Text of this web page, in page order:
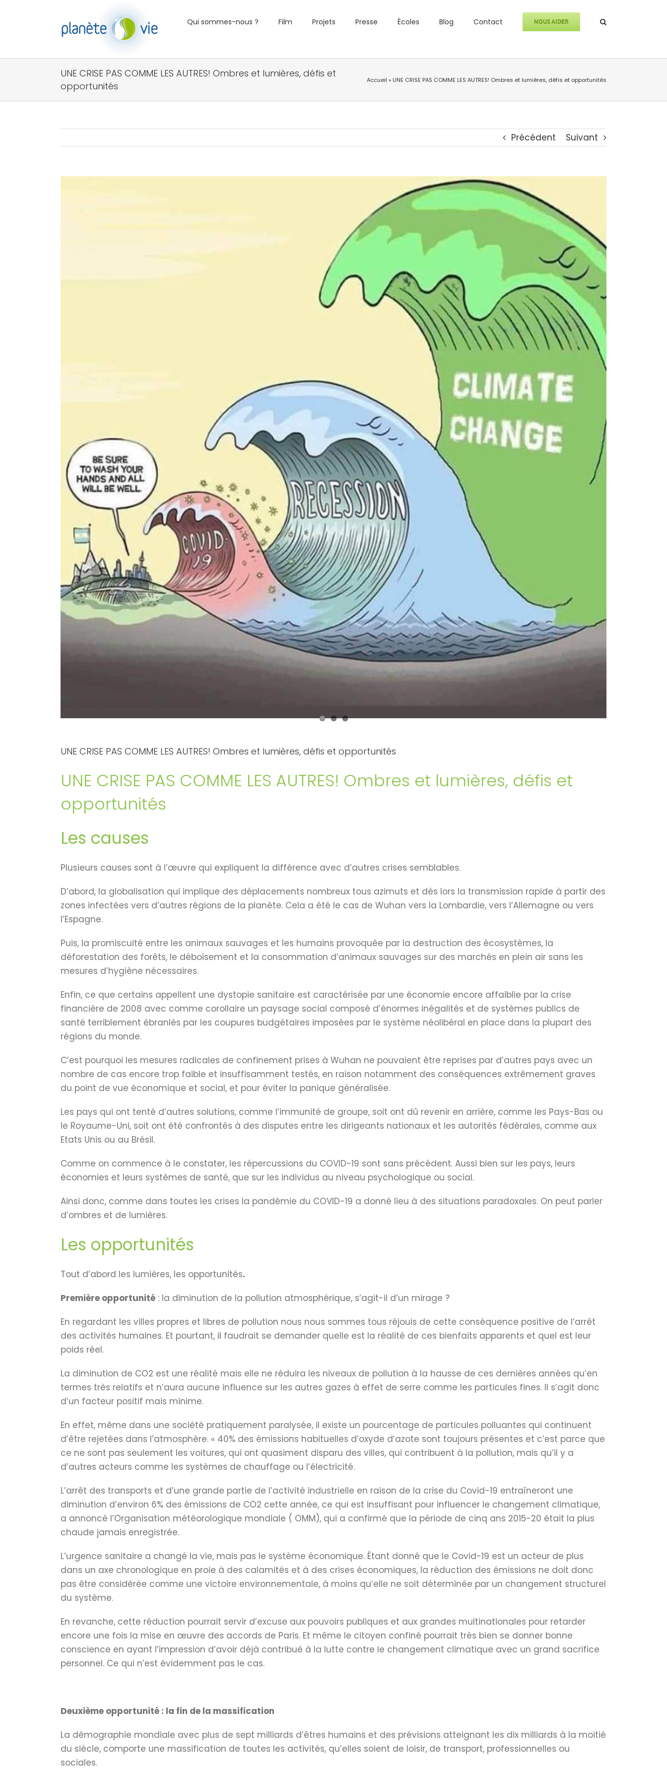
Qui sommes-nous ? Film Projets Presse Écoles Blog Contact NOUS AIDER
UNE CRISE PAS COMME LES AUTRES! Ombres et lumières, défis et
opportunités
Accueil » UNE CRISE PAS COMME LES AUTRES! Ombres et lumières, défis et opportunités
Précédent Suivant
UNE CRISE PAS COMME LES AUTRES! Ombres et lumières, défis et opportunités
UNE CRISE PAS COMME LES AUTRES! Ombres et lumières, défis et
opportunités
Les causes
Plusieurs causes sont à l’œuvre qui expliquent la différence avec d’autres crises semblables.
D’abord, la globalisation qui implique des déplacements nombreux tous azimuts et dès lors la transmission rapide à partir des
zones infectées vers d’autres régions de la planète. Cela a été le cas de Wuhan vers la Lombardie, vers l’Allemagne ou vers
l’Espagne.
Puis, la promiscuité entre les animaux sauvages et les humains provoquée par la destruction des écosystèmes, la
déforestation des forêts, le déboisement et la consommation d’animaux sauvages sur des marchés en plein air sans les
mesures d’hygiène nécessaires.
Enfin, ce que certains appellent une dystopie sanitaire est caractérisée par une économie encore affaiblie par la crise
financière de 2008 avec comme corollaire un paysage social composé d’énormes inégalités et de systèmes publics de
santé terriblement ébranlés par les coupures budgétaires imposées par le système néolibéral en place dans la plupart des
régions du monde.
C’est pourquoi les mesures radicales de confinement prises à Wuhan ne pouvaient être reprises par d’autres pays avec un
nombre de cas encore trop faible et insuffisamment testés, en raison notamment des conséquences extrêmement graves
du point de vue économique et social, et pour éviter la panique généralisée.
Les pays qui ont tenté d’autres solutions, comme l’immunité de groupe, soit ont dû revenir en arrière, comme les Pays-Bas ou
le Royaume-Uni, soit ont été confrontés à des disputes entre les dirigeants nationaux et les autorités fédérales, comme aux
Etats Unis ou au Brésil.
Comme on commence à le constater, les répercussions du COVID-19 sont sans précédent. Aussi bien sur les pays, leurs
économies et leurs systèmes de santé, que sur les individus au niveau psychologique ou social.
Ainsi donc, comme dans toutes les crises la pandémie du COVID-19 a donné lieu à des situations paradoxales. On peut parler
d’ombres et de lumières.
Les opportunités
Tout d’abord les lumières, les opportunités.
Première opportunité : la diminution de la pollution atmosphérique, s’agit-il d’un mirage ?
En regardant les villes propres et libres de pollution nous nous sommes tous réjouis de cette conséquence positive de l’arrêt
des activités humaines. Et pourtant, il faudrait se demander quelle est la réalité de ces bienfaits apparents et quel est leur
poids réel.
La diminution de CO2 est une réalité mais elle ne réduira les niveaux de pollution à la hausse de ces dernières années qu’en
termes très relatifs et n’aura aucune influence sur les autres gazes à effet de serre comme les particules fines. Il s’agit donc
d’un facteur positif mais minime.
En effet, même dans une société pratiquement paralysée, il existe un pourcentage de particules polluantes qui continuent
d’être rejetées dans l’atmosphère. « 40% des émissions habituelles d’oxyde d’azote sont toujours présentes et c’est parce que
ce ne sont pas seulement les voitures, qui ont quasiment disparu des villes, qui contribuent à la pollution, mais qu’il y a
d’autres acteurs comme les systèmes de chauffage ou l’électricité.
L’arrêt des transports et d’une grande partie de l’activité industrielle en raison de la crise du Covid-19 entraîneront une
diminution d’environ 6% des émissions de CO2 cette année, ce qui est insuffisant pour influencer le changement climatique,
a annoncé l’Organisation météorologique mondiale ( OMM), qui a confirmé que la période de cinq ans 2015-20 était la plus
chaude jamais enregistrée.
L’urgence sanitaire a changé la vie, mais pas le système économique. Étant donné que le Covid-19 est un acteur de plus
dans un axe chronologique en proie à des calamités et à des crises économiques, la réduction des émissions ne doit donc
pas être considérée comme une victoire environnementale, à moins qu’elle ne soit déterminée par un changement structurel
du système.
En revanche, cette réduction pourrait servir d’excuse aux pouvoirs publiques et aux grandes multinationales pour retarder
encore une fois la mise en œuvre des accords de Paris. Et même le citoyen confiné pourrait très bien se donner bonne
conscience en ayant l’impression d’avoir déjà contribué à la lutte contre le changement climatique avec un grand sacrifice
personnel. Ce qui n’est évidemment pas le cas.
Deuxième opportunité : la fin de la massification
La démographie mondiale avec plus de sept milliards d’êtres humains et des prévisions atteignant les dix milliards à la moitié
du siècle, comporte une massification de toutes les activités, qu’elles soient de loisir, de transport, professionnelles ou
sociales.